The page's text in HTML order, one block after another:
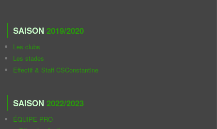
SAISON 2019/2020
Les clubs
Les stades
Effectif & Staff CSConstantine
SAISON 2022/2023
ÉQUIPE PRO